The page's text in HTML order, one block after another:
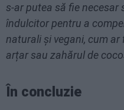
s-ar putea să fie
îndulcitor pentru a
naturali și vegani, cum ar
arțar sau zahărul de
În concluzie